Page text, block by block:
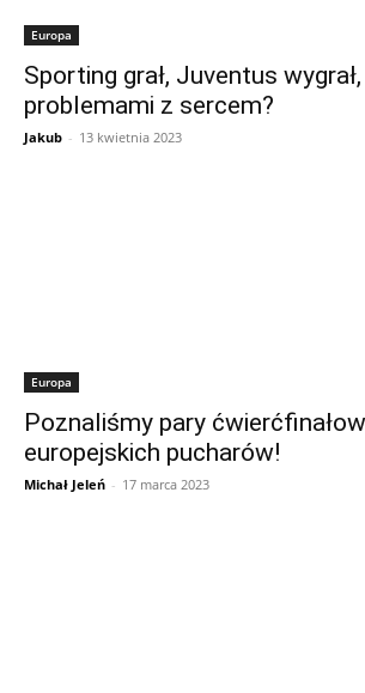
Europa
Sporting grał, Juventus
problemami z sercem?
Jakub - 13 kwietnia 2023
Europa
Poznaliśmy pary
europejskich pucharów!
Michał Jeleń - 17 marca 2023